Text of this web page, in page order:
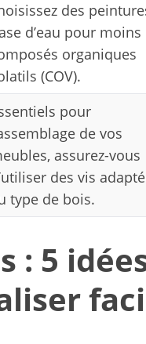
des
d’eau pour moins
organiques
(COV).
pour
de vos
assurez-vous
des vis
type de bois.
: 5